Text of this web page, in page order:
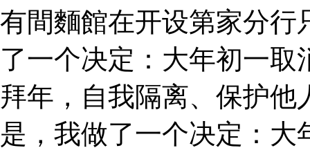
有間麵館在开设第家分行
了一个决定：大年初一
拜年，自我隔离、保护他
是，我做了一个决定：